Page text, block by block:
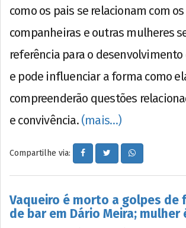
como os pais se relacionam com
companheiras e outras mulheres
referência para o desenvolvimento
e pode influenciar a forma como
compreenderão questões
e convivência. (mais…)
Compartilhe via:
Vaqueiro é morto a golpes de
de bar em Dário Meira; mulher